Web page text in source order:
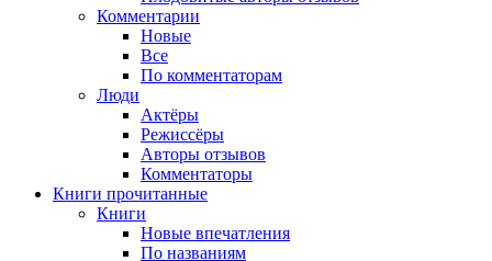
Комментарии
Новые
Все
По комментаторам
Люди
Актёры
Режиссёры
Авторы отзывов
Комментаторы
Книги прочитанные
Книги
Новые впечатления
По названиям